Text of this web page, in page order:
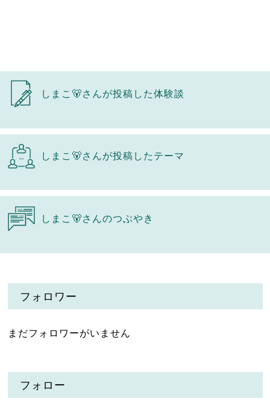
しまこ🐻さんが投稿した体験談
しまこ🐻さんが投稿したテーマ
しまこ🐻さんのつぶやき
フォロワー
まだフォロワーがいません
フォロー